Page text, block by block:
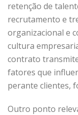
retenção de
recrutamento e
organizacional e
cultura
contrato
fatores que
perante clientes,
Outro ponto